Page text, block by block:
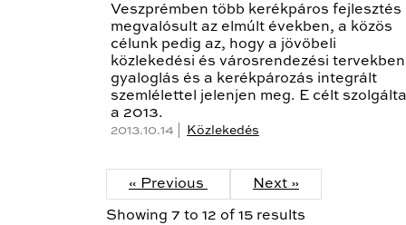
Veszprémben több kerékpáros fejlesztés
megvalósult az elmúlt években, a közös
célunk pedig az, hogy a jövőbeli
közlekedési és városrendezési tervekben
gyaloglás és a kerékpározás integrált
szemlélettel jelenjen meg. E célt szolgálta
a 2013.
2013.10.14 | Közlekedés
« Previous Next »
Showing 7 to 12 of 15 results